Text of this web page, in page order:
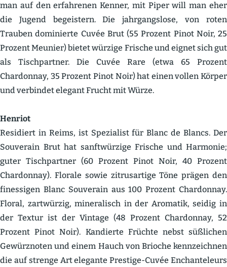
man auf den erfah­renen Kenner, mit Piper will man eher
die Jugend begeistern. Die jahrgangslose, von roten
Trauben dominierte Cuvée Brut (55 Prozent Pinot Noir, 25
Prozent Meunier) bietet würzige Frische und eignet sich gut
als Tisch­partner. Die Cuvée Rare (etwa 65 Prozent
Chardonnay, 35 Prozent Pinot Noir) hat einen vollen Körper
und verbindet elegant Frucht mit Würze.
Henriot
Residiert in Reims, ist Spezialist für Blanc de Blancs. Der
Souverain Brut hat sanft­würzige Frische und Harmonie;
guter Tisch­partner (60 Prozent Pinot Noir, 40 Prozent
Chardonnay). Florale sowie zitrus­artige Töne prägen den
finessigen Blanc Souverain aus 100 Prozent Chardonnay.
Floral, zartwürzig, minera­lisch in der Aromatik, seidig in
der Textur ist der Vintage (48 Prozent Chardonnay, 52
Prozent Pinot Noir). Kandierte Früchte nebst süßlichen
Gewürz­noten und einem Hauch von Brioche kennzeichnen
die auf strenge Art elegante Prestige-Cuvée Enchan­teleurs